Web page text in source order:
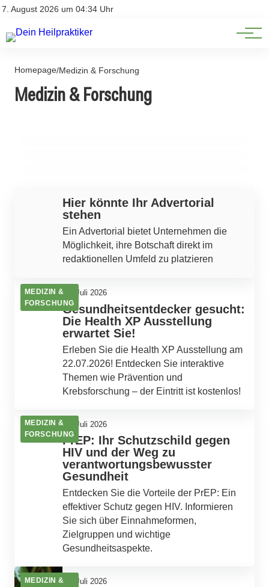
7. August 2026 um 04:34 Uhr
Impressum
Natürliche Medizin
Heilpflanzen & Kräuterkunde
Homepage/Medizin & Forschung
Medizin & Forschung
23. Juli 2026
Forschung für die Zukunft: Morbus Osler im Fokus der
22. Juli 2026
Wissenschaft trifft Kunst: Leipzigs Comics für das
22. Juli 2026
Hier könnte Ihr Advertorial
stehen
Ein Advertorial bietet Unternehmen die
Möglichkeit, ihre Botschaft direkt im
redaktionellen Umfeld zu platzieren
MEDIZIN &
FORSCHUNG
22. Juli 2026
Gesundheitsentdecker gesucht:
Die Health XP Ausstellung
erwartet Sie!
Erleben Sie die Health XP Ausstellung am
22.07.2026! Entdecken Sie interaktive
Themen wie Prävention und
Krebsforschung – der Eintritt ist kostenlos!
MEDIZIN &
FORSCHUNG
18. Juli 2026
PrEP: Ihr Schutzschild gegen
HIV und der Weg zu
verantwortungsbewusster
Gesundheit
Entdecken Sie die Vorteile der PrEP: Ein
effektiver Schutz gegen HIV. Informieren
Sie sich über Einnahmeformen,
Zielgruppen und wichtige
Gesundheitsaspekte.
MEDIZIN &17. Juli 2026